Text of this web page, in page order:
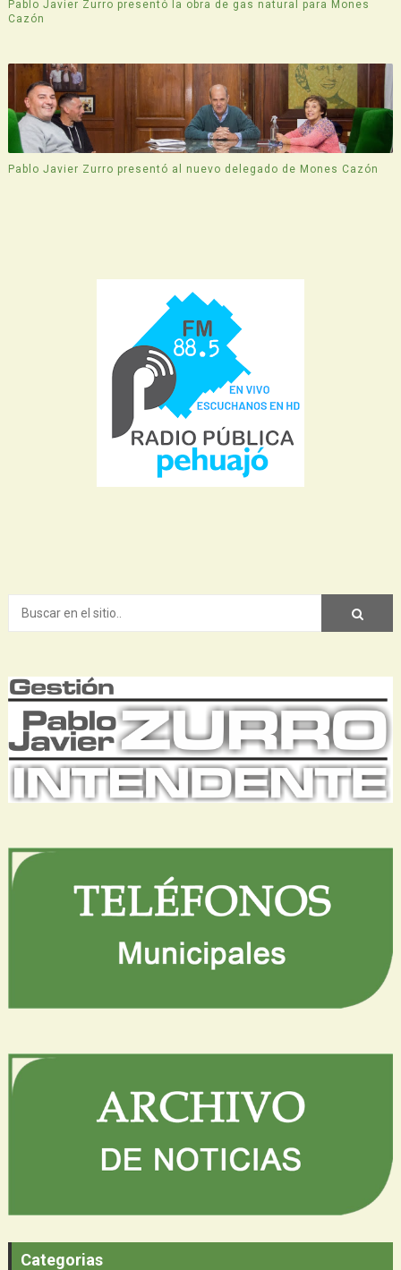
Pablo Javier Zurro presentó la obra de gas natural para Mones
Cazón
Pablo Javier Zurro presentó al nuevo delegado de Mones Cazón
Categorias